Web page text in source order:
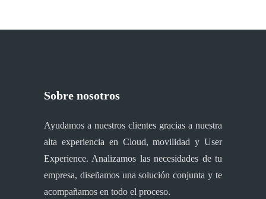
Sobre nosotros
Ayudamos a nuestros clientes gracias a nuestra
alta experiencia en Cloud, movilidad y User
Experience. Analizamos las necesidades de tu
empresa, diseñamos una solución conjunta y te
acompañamos en todo el proceso.